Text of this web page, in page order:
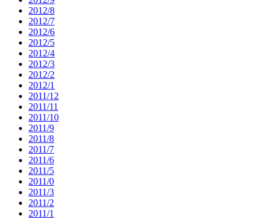
2012/8
2012/7
2012/6
2012/5
2012/4
2012/3
2012/2
2012/1
2011/12
2011/11
2011/10
2011/9
2011/8
2011/7
2011/6
2011/5
2011/0
2011/3
2011/2
2011/1